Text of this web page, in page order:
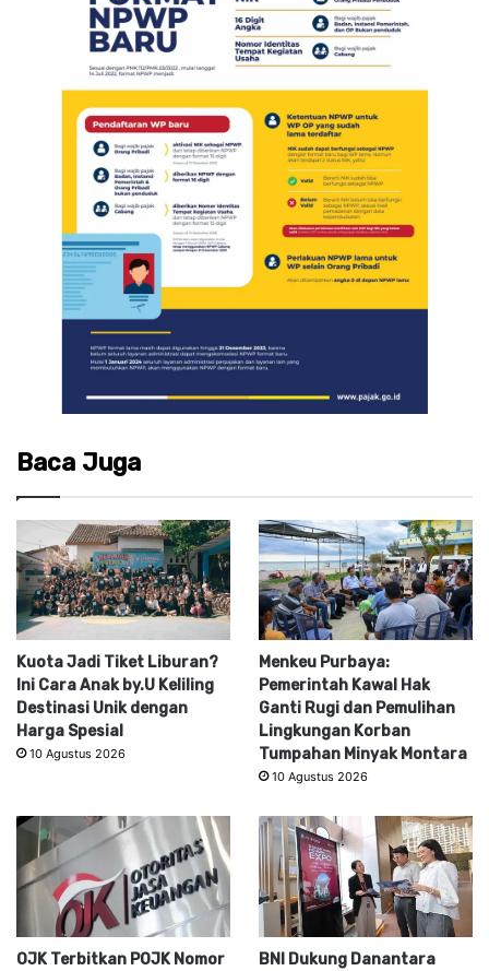
Baca Juga
Kuota Jadi Tiket Liburan?
Ini Cara Anak by.U Keliling
Destinasi Unik dengan
Harga Spesial
10 Agustus 2026
Menkeu Purbaya:
Pemerintah Kawal Hak
Ganti Rugi dan Pemulihan
Lingkungan Korban
Tumpahan Minyak Montara
10 Agustus 2026
OJK Terbitkan POJK Nomor
BNI Dukung Danantara